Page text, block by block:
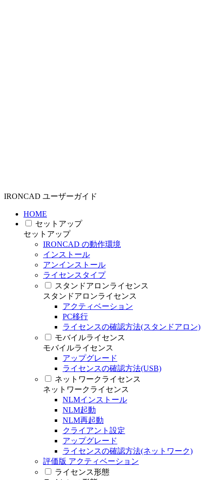
IRONCAD ユーザーガイド
HOME
セットアップ
セットアップ
IRONCAD の動作環境
インストール
アンインストール
ライセンスタイプ
スタンドアロンライセンス
スタンドアロンライセンス
アクティベーション
PC移行
ライセンスの確認方法(スタンドアロン)
モバイルライセンス
モバイルライセンス
アップグレード
ライセンスの確認方法(USB)
ネットワークライセンス
ネットワークライセンス
NLMインストール
NLM起動
NLM再起動
クライアント設定
アップグレード
ライセンスの確認方法(ネットワーク)
評価版 アクティベーション
ライセンス形態